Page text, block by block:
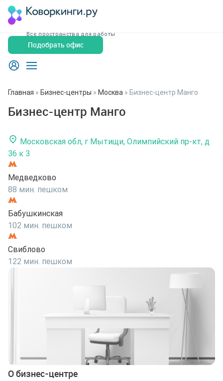
Все пространства для работы
Подобрать офис
Главная » Бизнес-центры » Москва » Бизнес-центр Манго
Бизнес-центр Манго
Московская обл, г Мытищи, Олимпийский пр-кт, д
36 к 3
Медведково
88 мин. пешком
Бабушкинская
102 мин. пешком
Свиблово
122 мин. пешком
О бизнес-центре